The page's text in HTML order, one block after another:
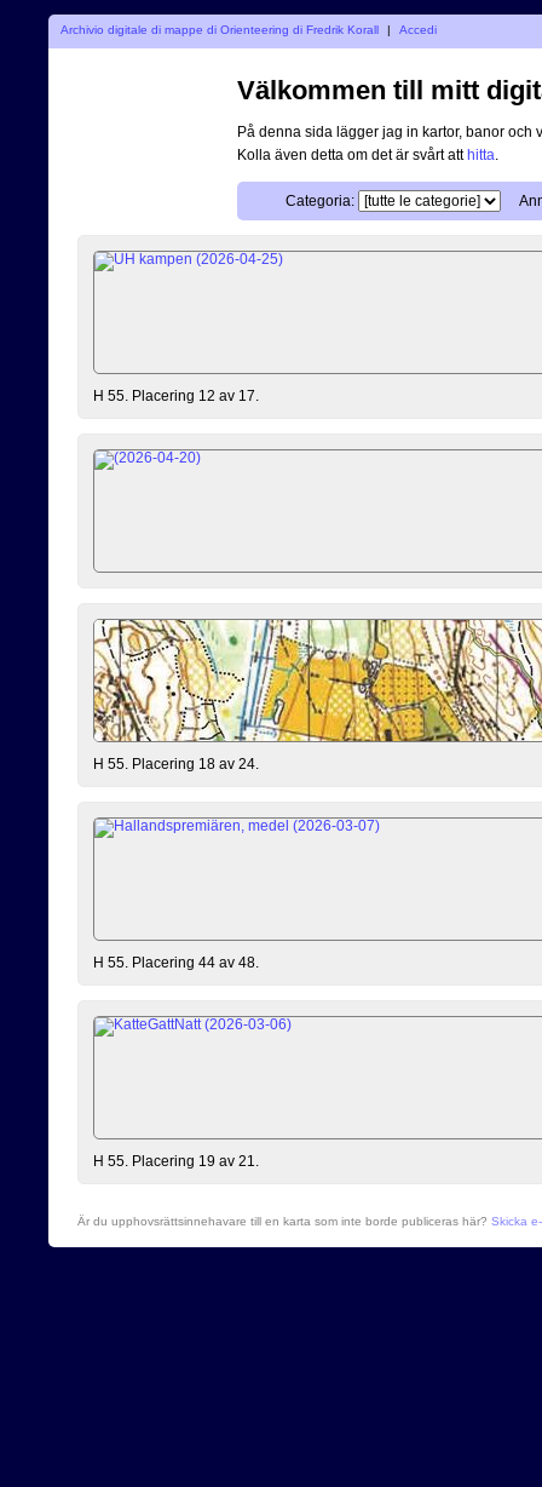
Archivio digitale di mappe di Orienteering di Fredrik Korall | Accedi
Välkommen till mitt
På denna sida lägger jag in kartor, banor och
Kolla även detta om det är svårt atthitta
Categoria:
H 55. Placering 12 av 17.
H 55. Placering 18 av 24.
H 55. Placering 44 av 48.
H 55. Placering 19 av 21.
Är du upphovsrättsinnehavare till en karta som inte borde publiceras här? Skicka